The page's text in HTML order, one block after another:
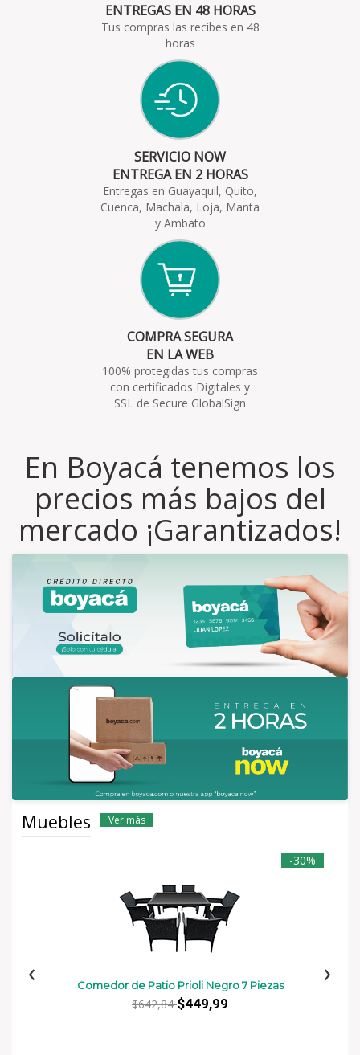
ENTREGAS EN 48 HORAS
Tus compras las recibes en 48
horas
SERVICIO NOW
ENTREGA EN 2 HORAS
Entregas en Guayaquil, Quito,
Cuenca, Machala, Loja, Manta
y Ambato
COMPRA SEGURA
EN LA WEB
100% protegidas tus compras
con certificados Digitales y
SSL de Secure GlobalSign
En Boyacá tenemos los
precios más bajos del
mercado ¡Garantizados!
Muebles Ver más
-30%
Comedor de Patio Prioli Negro 7 Piezas
$642,84$449,99
‹ ›